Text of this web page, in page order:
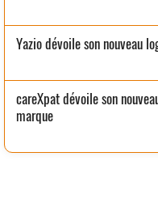
Yazio dévoile son nouveau
careXpat dévoile son
marque